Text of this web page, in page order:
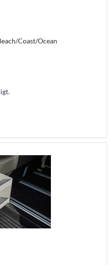
Coast/Ocean